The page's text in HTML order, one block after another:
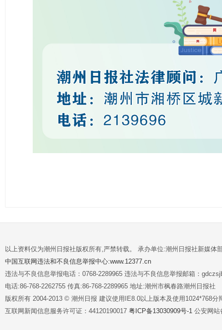
以上资料仅为潮州日报社版权所有,严禁转载。 承办单位:潮州日报社新媒体
中国互联网违法和不良信息举报中心:www.12377.cn
违法与不良信息举报电话：0768-2289965 违法与不良信息举报邮箱：
电话:86-768-2262755 传真:86-768-2289965 地址:潮州市枫春路潮州日报社
版权所有 2004-2013 © 潮州日报 建议使用IE8.0以上版本及使用1024*768分
互联网新闻信息服务许可证：44120190017 粤ICP备13030909号-1 公安网站